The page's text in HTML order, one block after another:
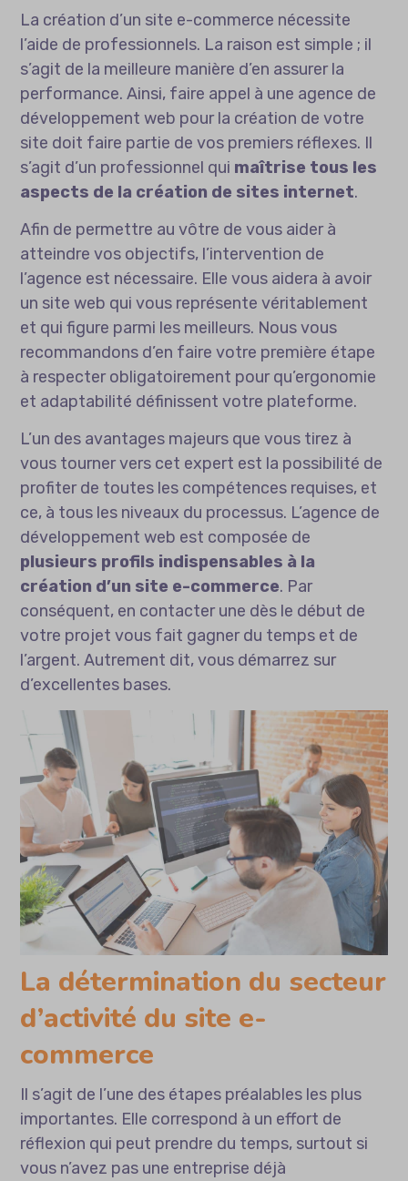
La création d’un site e-commerce nécessite
l’aide de professionnels. La raison est simple ; il
s’agit de la meilleure manière d’en assurer la
performance. Ainsi, faire appel à une agence de
développement web pour la création de votre
site doit faire partie de vos premiers réflexes. Il
s’agit d’un professionnel qui maîtrise tous les
aspects de la création de sites internet.
Afin de permettre au vôtre de vous aider à
atteindre vos objectifs, l’intervention de
l’agence est nécessaire. Elle vous aidera à avoir
un site web qui vous représente véritablement
et qui figure parmi les meilleurs. Nous vous
recommandons d’en faire votre première étape
à respecter obligatoirement pour qu’ergonomie
et adaptabilité définissent votre plateforme.
L’un des avantages majeurs que vous tirez à
vous tourner vers cet expert est la possibilité de
profiter de toutes les compétences requises, et
ce, à tous les niveaux du processus. L’agence de
développement web est composée de
plusieurs profils indispensables à la
création d’un site e-commerce. Par
conséquent, en contacter une dès le début de
votre projet vous fait gagner du temps et de
l’argent. Autrement dit, vous démarrez sur
d’excellentes bases.
La détermination du secteur
d’activité du site e-
commerce
Il s’agit de l’une des étapes préalables les plus
importantes. Elle correspond à un effort de
réflexion qui peut prendre du temps, surtout si
vous n’avez pas une entreprise déjà